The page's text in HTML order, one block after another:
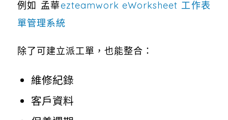
例如 孟華ezteamwork eWorksheet 工作表
單管理系統
除了可建立派工單，也能整合：
維修紀錄
客戶資料